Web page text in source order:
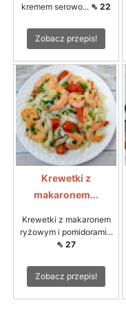
kremem serowo... ⇖ 22
Zobacz przepis!
Krewetki z
makaronem...
Krewetki z makaronem
ryżowym i pomidorami...
⇖ 27
Zobacz przepis!